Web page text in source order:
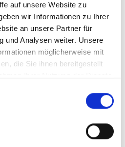
auf unsere Website zu
wir Informationen zu Ihrer
an unsere Partner für
und Analysen weiter. Unsere
möglicherweise mit
die Sie ihnen bereitgestellt
einen Code, mit dem Sie das Video
können.
YouTube-Kanal, um sofort
wir ein neues Video hochladen.